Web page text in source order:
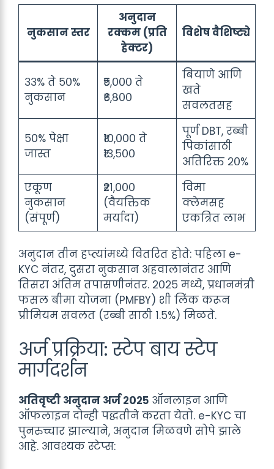
नुकसान स्तर
अनुदान
रक्कम (प्रति
हेक्टर)
विशेष वैशिष्ट्ये
३३% ते ५०%
नुकसान
₹५,००० ते
₹६,८००
बियाणे आणि
खते
सवलतसह
५०% पेक्षा
जास्त
₹१०,००० ते
₹१३,५००
पूर्ण DBT, रब्बी
पिकांसाठी
अतिरिक्त २०%
एकूण
नुकसान
(संपूर्ण)
₹२१,०००
(वैयक्तिक
मर्यादा)
विमा
क्लेमसह
एकत्रित लाभ
अनुदान तीन हप्त्यांमध्ये वितरित होते: पहिला e-
KYC नंतर, दुसरा नुकसान अहवालानंतर आणि
तिसरा अंतिम तपासणीनंतर. २०२५ मध्ये, प्रधानमंत्री
फसल बीमा योजना (PMFBY) शी लिंक करून
प्रीमियम सवलत (रब्बी साठी १.५%) मिळते.
अर्ज प्रक्रिया: स्टेप बाय स्टेप
मार्गदर्शन
अतिवृष्टी अनुदान अर्ज २०२५ ऑनलाइन आणि
ऑफलाइन दोन्ही पद्धतीने करता येतो. e-KYC चा
पुनरुच्चार झाल्याने, अनुदान मिळवणे सोपे झाले
आहे. आवश्यक स्टेप्स: